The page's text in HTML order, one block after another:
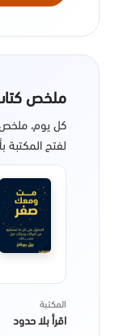
ملخص
كل يوم، ملخص
لفتح المكتبة
المكتبة
اقرأ بلا حدود